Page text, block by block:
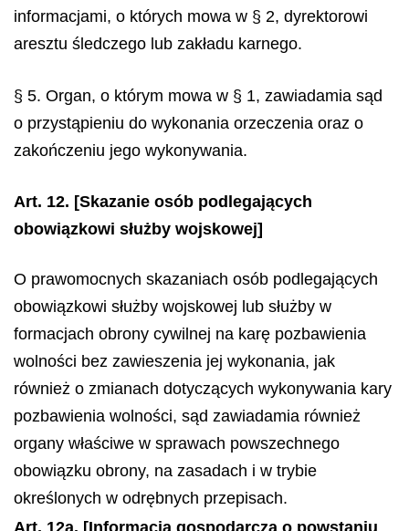
informacjami, o których mowa w § 2, dyrektorowi
aresztu śledczego lub zakładu karnego.
§ 5. Organ, o którym mowa w § 1, zawiadamia sąd
o przystąpieniu do wykonania orzeczenia oraz o
zakończeniu jego wykonywania.
Art. 12. [Skazanie osób podlegających
obowiązkowi służby wojskowej]
O prawomocnych skazaniach osób podlegających
obowiązkowi służby wojskowej lub służby w
formacjach obrony cywilnej na karę pozbawienia
wolności bez zawieszenia jej wykonania, jak
również o zmianach dotyczących wykonywania kary
pozbawienia wolności, sąd zawiadamia również
organy właściwe w sprawach powszechnego
obowiązku obrony, na zasadach i w trybie
określonych w odrębnych przepisach.
Art. 12a. [Informacja gospodarcza o powstaniu